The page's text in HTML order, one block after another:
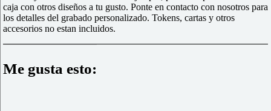
caja con otros diseños a tu gusto. Ponte en contacto con nosotros para
los detalles del grabado personalizado. Tokens, cartas y otros
accesorios no estan incluidos.
Me gusta esto: